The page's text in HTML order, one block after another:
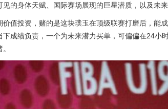
的身体天赋、国际赛场展现的巨星潜质，以及未来
价值投资，赌的是这块璞玉在顶级联赛打磨后，能
下成绩负责，一个为未来潜力买单，可偏偏在24小